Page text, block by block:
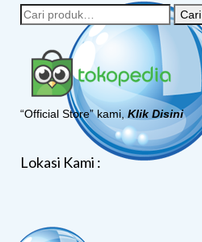
Cari
“Official Store” kami, Klik Disini
Lokasi Kami :